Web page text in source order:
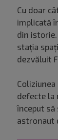
Cu doar
implicată
din
stația
dezvăluit
defecte la
început să
astronaut